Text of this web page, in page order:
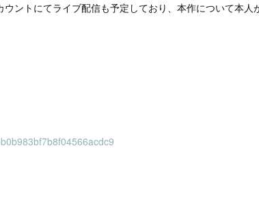
ントにてライブ配信も予定しており、本作について本人